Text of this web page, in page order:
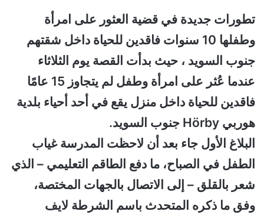
تطورات جديدة في قضية العثور على امرأة
وطفلها 10 سنوات فاقدين للحياة داخل شقتهم
جنوب السويد ، حيث بدأت القصة يوم الثلاثاء
عندما عُثر على امرأة وطفل لم يتجاوز 15 عامًا
فاقدين للحياة داخل منزل يقع في أحد أحياء بلدية
هوربي Hörby جنوب السويد.
البلاغ الأول جاء بعد أن لاحظت المدرسة غياب
الطفل في الصباح، ما دفع الطاقم التعليمي – الذي
شعر بالقلق – إلى الاتصال بالجهات المختصة،
وفق ما ذكره المتحدث باسم الشرطة لايف